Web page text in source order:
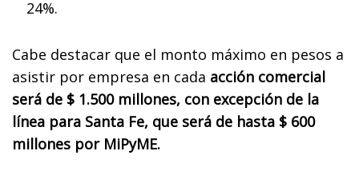
24%.
Cabe destacar que el monto máximo en pesos a
asistir por empresa en cada acción comercial
será de $ 1.500 millones, con excepción de la
línea para Santa Fe, que será de hasta $ 600
millones por MiPyME.